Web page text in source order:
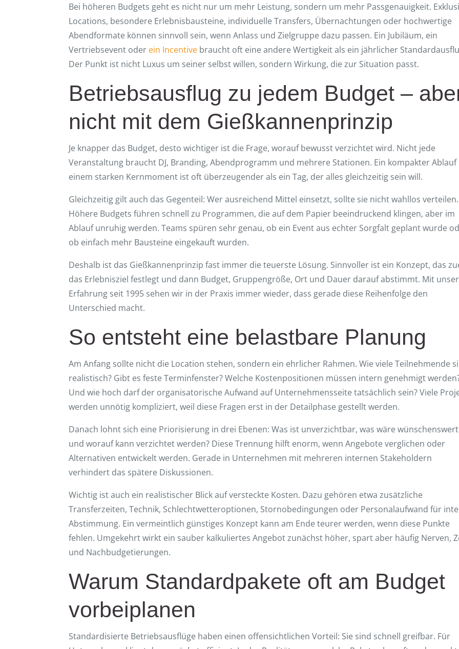
Bei höheren Budgets geht es nicht nur um mehr Leistung, sondern um mehr Passgenauigkeit.
Locations, besondere Erlebnisbausteine, individuelle Transfers, Übernachtungen oder hochwertige
Abendformate können sinnvoll sein, wenn Anlass und Zielgruppe dazu passen. Ein Jubiläum, ein
Vertriebsevent oder ein Incentive braucht oft eine andere Wertigkeit als ein jährlicher
Der Punkt ist nicht Luxus um seiner selbst willen, sondern Wirkung, die zur Situation passt.
Betriebsausflug zu jedem Budget –
nicht mit dem Gießkannenprinzip
Je knapper das Budget, desto wichtiger ist die Frage, worauf bewusst verzichtet wird. Nicht jede
Veranstaltung braucht DJ, Branding, Abendprogramm und mehrere Stationen. Ein kompakter
einem starken Kernmoment ist oft überzeugender als ein Tag, der alles gleichzeitig sein will.
Gleichzeitig gilt auch das Gegenteil: Wer ausreichend Mittel einsetzt, sollte sie nicht wahllos verteilen.
Höhere Budgets führen schnell zu Programmen, die auf dem Papier beeindruckend klingen, aber im
Ablauf unruhig werden. Teams spüren sehr genau, ob ein Event aus echter Sorgfalt geplant wurde
ob einfach mehr Bausteine eingekauft wurden.
Deshalb ist das Gießkannenprinzip fast immer die teuerste Lösung. Sinnvoller ist ein Konzept, das
das Erlebnisziel festlegt und dann Budget, Gruppengröße, Ort und Dauer darauf abstimmt. Mit
Erfahrung seit 1995 sehen wir in der Praxis immer wieder, dass gerade diese Reihenfolge den
Unterschied macht.
So entsteht eine belastbare Planung
Am Anfang sollte nicht die Location stehen, sondern ein ehrlicher Rahmen. Wie viele Teilnehmende
realistisch? Gibt es feste Terminfenster? Welche Kostenpositionen müssen intern genehmigt
Und wie hoch darf der organisatorische Aufwand auf Unternehmensseite tatsächlich sein? Viele
werden unnötig kompliziert, weil diese Fragen erst in der Detailphase gestellt werden.
Danach lohnt sich eine Priorisierung in drei Ebenen: Was ist unverzichtbar, was wäre wünschenswert
und worauf kann verzichtet werden? Diese Trennung hilft enorm, wenn Angebote verglichen oder
Alternativen entwickelt werden. Gerade in Unternehmen mit mehreren internen Stakeholdern
verhindert das spätere Diskussionen.
Wichtig ist auch ein realistischer Blick auf versteckte Kosten. Dazu gehören etwa zusätzliche
Transferzeiten, Technik, Schlechtwetteroptionen, Stornobedingungen oder Personalaufwand für
Abstimmung. Ein vermeintlich günstiges Konzept kann am Ende teurer werden, wenn diese Punkte
fehlen. Umgekehrt wirkt ein sauber kalkuliertes Angebot zunächst höher, spart aber häufig Nerven,
und Nachbudgetierungen.
Warum Standardpakete oft am Budget
vorbeiplanen
Standardisierte Betriebsausflüge haben einen offensichtlichen Vorteil: Sie sind schnell greifbar. Für